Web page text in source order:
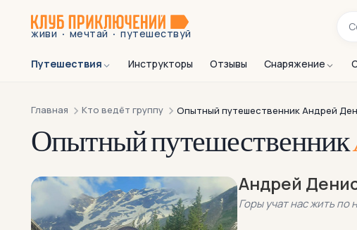
живи · мечтай · путешествуй
Путешествия Инструкторы Отзывы Снаряжение
Главная Кто ведёт группу Опытный путешественник Андрей
Опытный путешественник
Андрей
Горы учат нас жить по